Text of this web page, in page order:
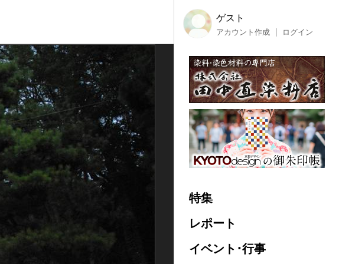
ゲスト
アカウント作成 ログイン
特集
レポート
イベント･行事